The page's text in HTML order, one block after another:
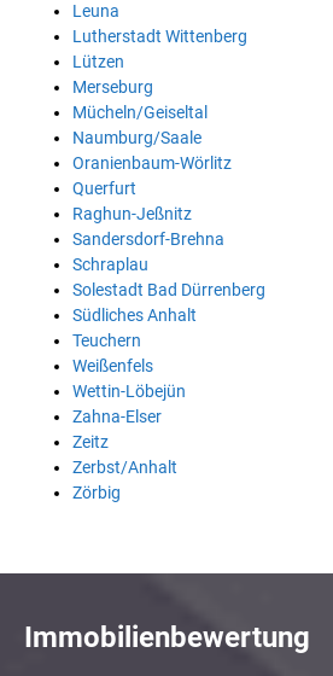
Leuna
Lutherstadt Wittenberg
Lützen
Merseburg
Mücheln/Geiseltal
Naumburg/Saale
Oranienbaum-Wörlitz
Querfurt
Raghun-Jeßnitz
Sandersdorf-Brehna
Schraplau
Solestadt Bad Dürrenberg
Südliches Anhalt
Teuchern
Weißenfels
Wettin-Löbejün
Zahna-Elser
Zeitz
Zerbst/Anhalt
Zörbig
Immobilienbewertung